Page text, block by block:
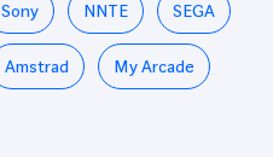
Sony NNTE SEGA
Amstrad My Arcade